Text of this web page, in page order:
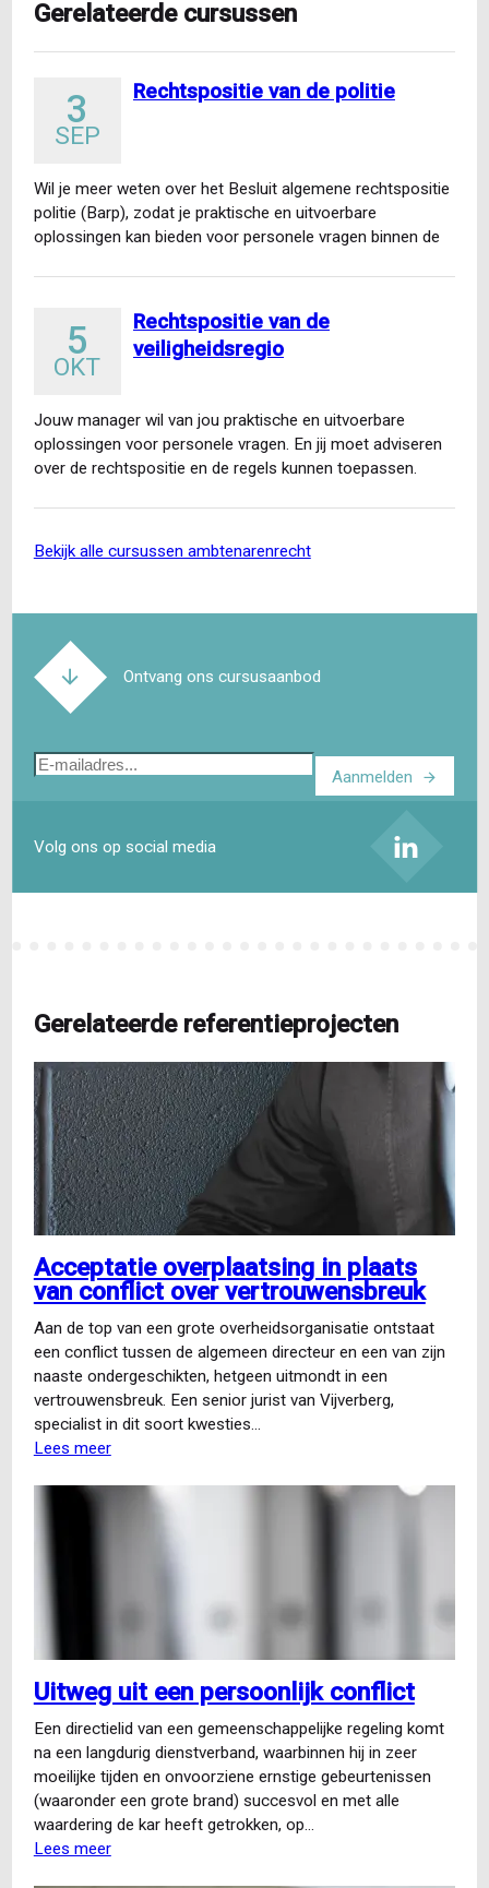
Gerelateerde cursussen
3
SEP
Rechtspositie van de politie
Wil je meer weten over het Besluit algemene rechtspositie
politie (Barp), zodat je praktische en uitvoerbare
oplossingen kan bieden voor personele vragen binnen de
5
OKT
Rechtspositie van de
veiligheidsregio
Jouw manager wil van jou praktische en uitvoerbare
oplossingen voor personele vragen. En jij moet adviseren
over de rechtspositie en de regels kunnen toepassen.
bekijk alle cursussen ambtenarenrecht
Ontvang ons cursusaanbod
E-
Aanmelden
Volg ons op social media
Gerelateerde referentieprojecten
Acceptatie overplaatsing in plaats
van conflict over vertrouwensbreuk
Aan de top van een grote overheidsorganisatie ontstaat
een conflict tussen de algemeen directeur en een van zijn
naaste ondergeschikten, hetgeen uitmondt in een
vertrouwensbreuk. Een senior jurist van Vijverberg,
specialist in dit soort kwesties…
Lees meerover
overplaatsing
Uitweg uit een persoonlijk conflict
Een directielid van een gemeenschappelijke regeling komt
na een langdurig dienstverband, waarbinnen hij in zeer
moeilijke tijden en onvoorziene ernstige gebeurtenissen
(waaronder een grote brand) succesvol en met alle
waardering de kar heeft getrokken, op…
Lees meerover